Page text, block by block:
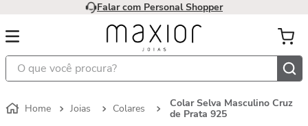
Falar com Personal Shopper
O que você procura?
Joias Colares
Colar Selva Masculino Cruz
de Prata 925